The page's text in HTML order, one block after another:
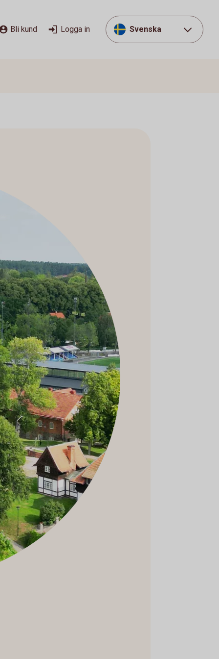
Bli kund Logga in Svenska